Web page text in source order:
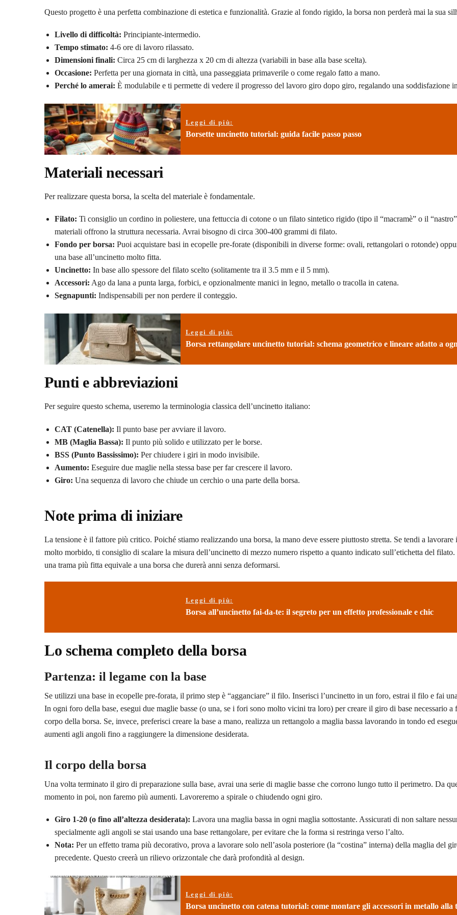
Questo progetto è una perfetta combinazione di estetica e funzionalità. Grazie al fondo rigido, la borsa non perderà mai la sua
Livello di difficoltà: Principiante-intermedio.
Tempo stimato: 4-6 ore di lavoro rilassato.
Dimensioni finali: Circa 25 cm di larghezza x 20 cm di altezza (variabili in base alla base scelta).
Occasione: Perfetta per una giornata in città, una passeggiata primaverile o come regalo fatto a mano.
Perché lo amerai: È modulabile e ti permette di vedere il progresso del lavoro giro dopo giro, regalando una soddisfazione
Leggi di più:
Borsette uncinetto tutorial: guida facile passo passo
Materiali necessari
Per realizzare questa borsa, la scelta del materiale è fondamentale.
Filato: Ti consiglio un cordino in poliestere, una fettuccia di cotone o un filato sintetico rigido (tipo il “macramè” o il
materiali offrono la struttura necessaria. Avrai bisogno di circa 300-400 grammi di filato.
Fondo per borsa: Puoi acquistare basi in ecopelle pre-forate (disponibili in diverse forme: ovali, rettangolari o rotonde)
una base all’uncinetto molto fitta.
Uncinetto: In base allo spessore del filato scelto (solitamente tra il 3.5 mm e il 5 mm).
Accessori: Ago da lana a punta larga, forbici, e opzionalmente manici in legno, metallo o tracolla in catena.
Segnapunti: Indispensabili per non perdere il conteggio.
Leggi di più:
Borsa rettangolare uncinetto tutorial: schema geometrico e lineare adatto a
Punti e abbreviazioni
Per seguire questo schema, useremo la terminologia classica dell’uncinetto italiano:
CAT (Catenella): Il punto base per avviare il lavoro.
MB (Maglia Bassa): Il punto più solido e utilizzato per le borse.
BSS (Punto Bassissimo): Per chiudere i giri in modo invisibile.
Aumento: Eseguire due maglie nella stessa base per far crescere il lavoro.
Giro: Una sequenza di lavoro che chiude un cerchio o una parte della borsa.
Note prima di iniziare
La tensione è il fattore più critico. Poiché stiamo realizzando una borsa, la mano deve essere piuttosto stretta. Se tendi a lavorare
molto morbido, ti consiglio di scalare la misura dell’uncinetto di mezzo numero rispetto a quanto indicato sull’etichetta del filato.
una trama più fitta equivale a una borsa che durerà anni senza deformarsi.
Leggi di più:
Borsa all’uncinetto fai-da-te: il segreto per un effetto professionale e chic
Lo schema completo della borsa
Partenza: il legame con la base
Se utilizzi una base in ecopelle pre-forata, il primo step è “agganciare” il filo. Inserisci l’uncinetto in un foro, estrai il filo e fai
In ogni foro della base, esegui due maglie basse (o una, se i fori sono molto vicini tra loro) per creare il giro di base necessario a
corpo della borsa. Se, invece, preferisci creare la base a mano, realizza un rettangolo a maglia bassa lavorando in tondo ed
aumenti agli angoli fino a raggiungere la dimensione desiderata.
Il corpo della borsa
Una volta terminato il giro di preparazione sulla base, avrai una serie di maglie basse che corrono lungo tutto il perimetro. Da
momento in poi, non faremo più aumenti. Lavoreremo a spirale o chiudendo ogni giro.
Giro 1-20 (o fino all’altezza desiderata): Lavora una maglia bassa in ogni maglia sottostante. Assicurati di non saltare
specialmente agli angoli se stai usando una base rettangolare, per evitare che la forma si restringa verso l’alto.
Nota: Per un effetto trama più decorativo, prova a lavorare solo nell’asola posteriore (la “costina” interna) della maglia del
precedente. Questo creerà un rilievo orizzontale che darà profondità al design.
Leggi di più:
Borsa uncinetto con catena tutorial: come montare gli accessori in metallo alla